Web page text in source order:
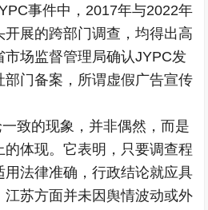
事件中，2017年与2022年
展的跨部门调查，均得出高
市场监督管理局确认JYPC发
部门备案，所谓虚假广告宣传
致的现象，并非偶然，而是
体现。它表明，只要调查程
用法律准确，行政结论就应具
苏方面并未因舆情波动或外